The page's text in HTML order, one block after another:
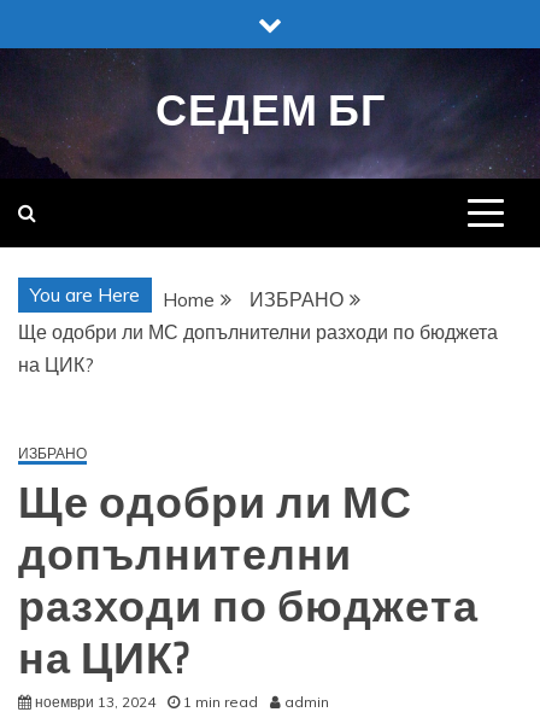
to
СЕДЕМ БГ
You are Here Home
ИЗБРАНО
Ще одобри ли МС допълнителни разходи по бюджета
на ЦИК?
ИЗБРАНО
Ще одобри ли МС
допълнителни
разходи по бюджета
на ЦИК?
ноември 13, 2024 1 min read admin